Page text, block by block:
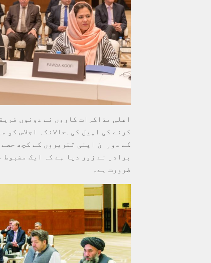
اعلی مذاکرات کاروں نے دونوں
کرنے کی اپیل کی۔حالانکہ اجلاس
کے دوران اپنی تقریروں کے کچھ
برادر نے زور دیا ہے کہ ایک مضبوط
ضرورت ہے۔